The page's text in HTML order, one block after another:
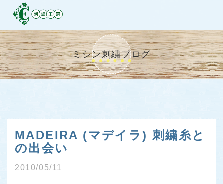
ミシン刺繍ブログ
MADEIRA (マデイラ) 刺繍糸と
の出会い
2010/05/11